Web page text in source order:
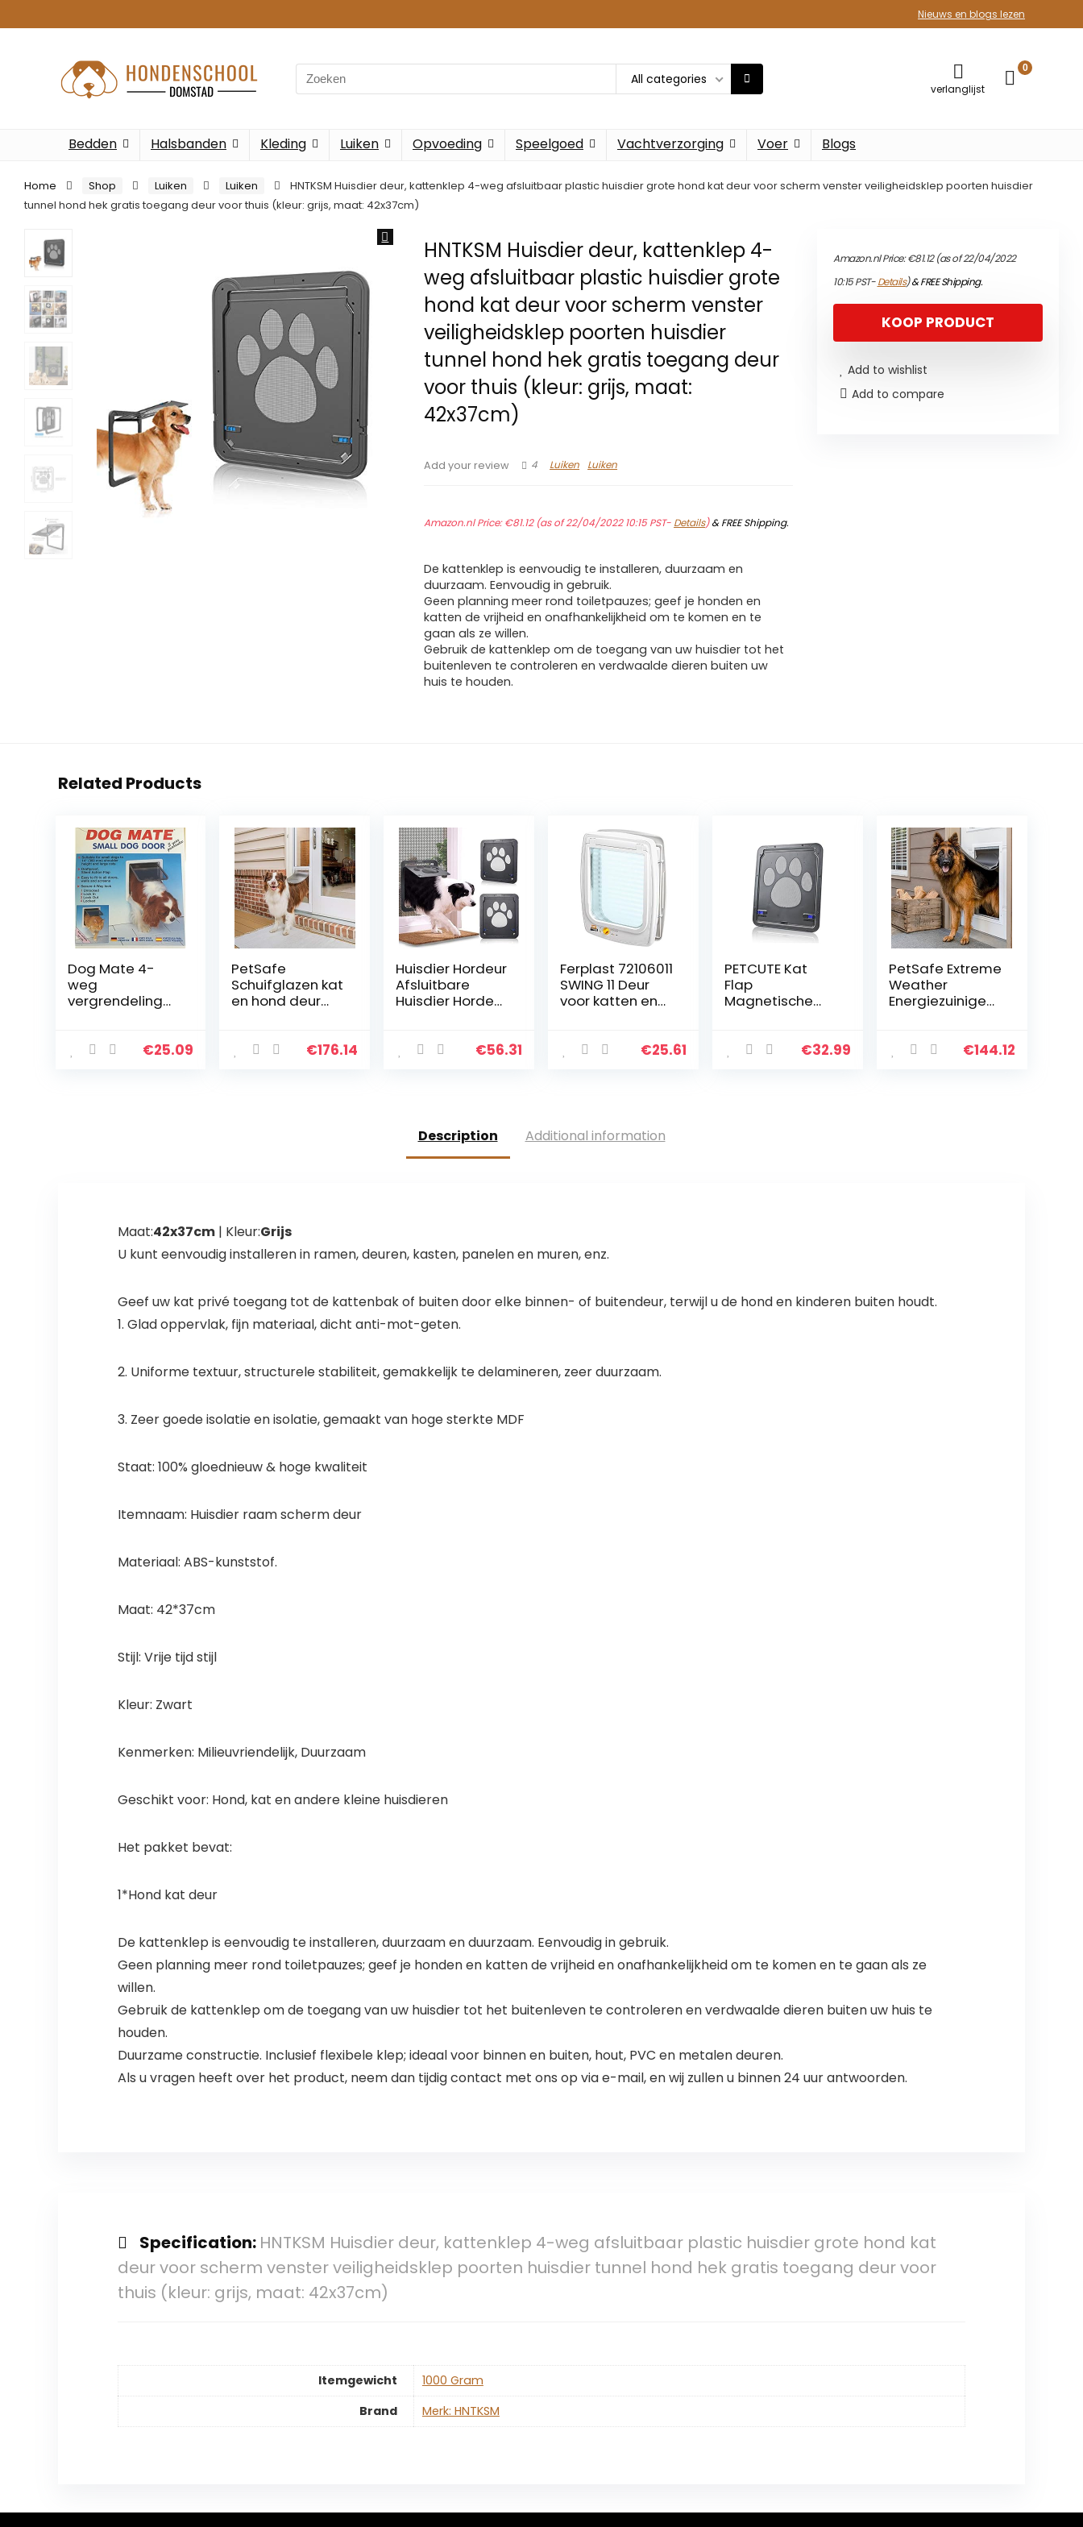
Nieuws en blogs lezen
Search
for:
All categories
verlanglijst
0
Bedden Halsbanden Kleding Luiken Opvoeding Speelgoed Vachtverzorging Voer Blogs
Home Shop Luiken Luiken
HNTKSM Huisdier deur, kattenklep 4-weg afsluitbaar plastic huisdier grote hond kat deur voor scherm venster veiligheidsklep poorten huisdier
tunnel hond hek gratis toegang deur voor thuis (kleur: grijs, maat: 42x37cm)
HNTKSM Huisdier deur, kattenklep 4-
weg afsluitbaar plastic huisdier grote
hond kat deur voor scherm venster
veiligheidsklep poorten huisdier
tunnel hond hek gratis toegang deur
voor thuis (kleur: grijs, maat:
42x37cm)
Add your review 4 Luiken Luiken
Amazon.nl Price:€81.12(as of 22/04/2022 10:15 PST- Details)&FREE Shipping.
De kattenklep is eenvoudig te installeren, duurzaam en
duurzaam. Eenvoudig in gebruik.
Geen planning meer rond toiletpauzes; geef je honden en
katten de vrijheid en onafhankelijkheid om te komen en te
gaan als ze willen.
Gebruik de kattenklep om de toegang van uw huisdier tot het
buitenleven te controleren en verdwaalde dieren buiten uw
huis te houden.
Amazon.nl Price:€81.12(as of 22/04/2022
10:15 PST-Details)&FREE Shipping.
KOOP PRODUCT
Add to wishlist
Add to compare
Related Products
Dog Mate 4-
weg
vergrendeling
(221WD)
€25.09
PetSafe
Schuifglazen kat
en hond deur
verhuur en
€176.14
Huisdier Hordeur
Afsluitbare
Huisdier Hordeur
Schuifhordeurbe
Hordeur, Groot,
Raam,
Stormdeur En
€56.31
Ferplast 72106011
SWING 11 Deur
voor katten en
bestuurbare in-
€25.61
PETCUTE Kat
Flap
Magnetische
Deur Huisdier
€32.99
PetSafe Extreme
Weather
Energiezuinige
voor katten en
€144.12
Description Additional information
Maat:42x37cm| Kleur:Grijs
U kunt eenvoudig installeren in ramen, deuren, kasten, panelen en muren, enz.
Geef uw kat privé toegang tot de kattenbak of buiten door elke binnen- of buitendeur, terwijl u de hond en kinderen buiten houdt.
1. Glad oppervlak, fijn materiaal, dicht anti-mot-geten.
2. Uniforme textuur, structurele stabiliteit, gemakkelijk te delamineren, zeer duurzaam.
3. Zeer goede isolatie en isolatie, gemaakt van hoge sterkte MDF
Staat: 100% gloednieuw & hoge kwaliteit
Itemnaam: Huisdier raam scherm deur
Materiaal: ABS-kunststof.
Maat: 42*37cm
Stijl: Vrije tijd stijl
Kleur: Zwart
Kenmerken: Milieuvriendelijk, Duurzaam
Geschikt voor: Hond, kat en andere kleine huisdieren
Het pakket bevat:
1*Hond kat deur
De kattenklep is eenvoudig te installeren, duurzaam en duurzaam. Eenvoudig in gebruik.
Geen planning meer rond toiletpauzes; geef je honden en katten de vrijheid en onafhankelijkheid om te komen en te gaan als ze
willen.
Gebruik de kattenklep om de toegang van uw huisdier tot het buitenleven te controleren en verdwaalde dieren buiten uw huis te
houden.
Duurzame constructie. Inclusief flexibele klep; ideaal voor binnen en buiten, hout, PVC en metalen deuren.
Als u vragen heeft over het product, neem dan tijdig contact met ons op via e-mail, en wij zullen u binnen 24 uur antwoorden.
Specification: HNTKSM Huisdier deur, kattenklep 4-weg afsluitbaar plastic huisdier grote hond kat
deur voor scherm venster veiligheidsklep poorten huisdier tunnel hond hek gratis toegang deur voor
thuis (kleur: grijs, maat: 42x37cm)
Itemgewicht
‎1000 Gram
Brand
Merk: HNTKSM